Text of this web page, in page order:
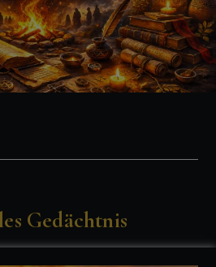
Gedächtnis